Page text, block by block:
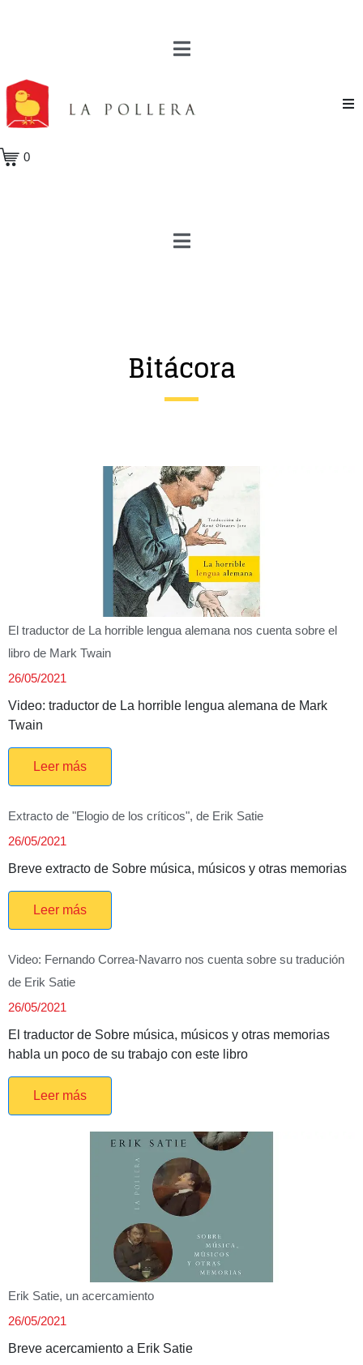
0
Bitácora
El traductor de La horrible lengua alemana nos cuenta sobre el
libro de Mark Twain
26/05/2021
Video: traductor de La horrible lengua alemana de Mark
Twain
Leer más
Extracto de "Elogio de los críticos", de Erik Satie
26/05/2021
Breve extracto de Sobre música, músicos y otras memorias
Leer más
Video: Fernando Correa-Navarro nos cuenta sobre su tradución
de Erik Satie
26/05/2021
El traductor de Sobre música, músicos y otras memorias
habla un poco de su trabajo con este libro
Leer más
Erik Satie, un acercamiento
26/05/2021
Breve acercamiento a Erik Satie